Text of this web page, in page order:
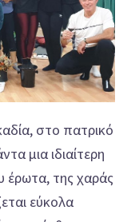
στο πατρικό
μια ιδιαίτερη
έρωτα, της χαράς
εύκολα